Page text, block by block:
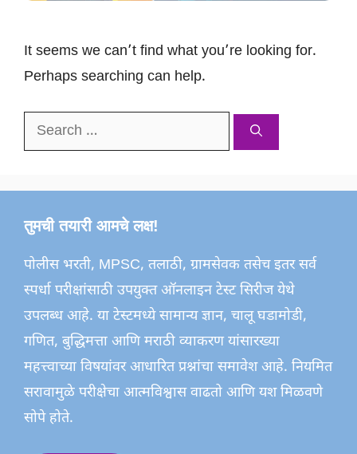
It seems we can’t find what you’re looking for.
Perhaps searching can help.
Search
for:
तुमची तयारी आमचे लक्ष!
पोलीस भरती, MPSC, तलाठी, ग्रामसेवक तसेच इतर सर्व
स्पर्धा परीक्षांसाठी उपयुक्त ऑनलाइन टेस्ट सिरीज येथे
उपलब्ध आहे. या टेस्टमध्ये सामान्य ज्ञान, चालू घडामोडी,
गणित, बुद्धिमत्ता आणि मराठी व्याकरण यांसारख्या
महत्त्वाच्या विषयांवर आधारित प्रश्नांचा समावेश आहे. नियमित
सरावामुळे परीक्षेचा आत्मविश्वास वाढतो आणि यश मिळवणे
सोपे होते.